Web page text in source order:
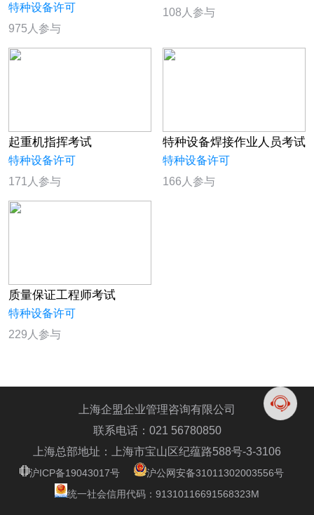
特种设备许可
975人参与
108人参与
起重机指挥考试
特种设备许可
171人参与
特种设备焊接作业人员考试
特种设备许可
166人参与
质量保证工程师考试
特种设备许可
229人参与
上海企盟企业管理咨询有限公司
联系电话：021 56780850
上海总部地址：上海市宝山区纪蕴路588号-3-3106
沪ICP备19043017号
沪公网安备31011302003556号
统一社会信用代码：91310116691568323M